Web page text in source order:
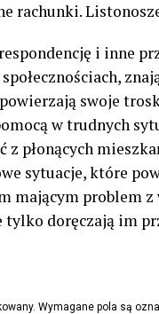
rachunki.
i inne
swoje
w trudnych
z płonących
sytuacje, które
mającym problem
doręczają im
Wymagane pola są